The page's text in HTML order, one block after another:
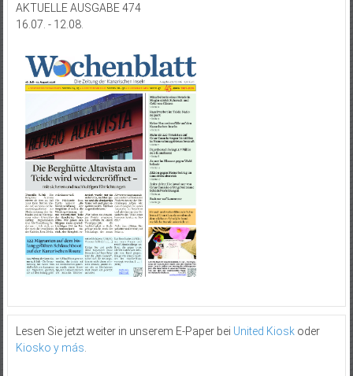
AKTUELLE AUSGABE 474
16.07. - 12.08.
Lesen Sie jetzt weiter in unserem E-Paper bei United Kioskoder
Kiosko y más.